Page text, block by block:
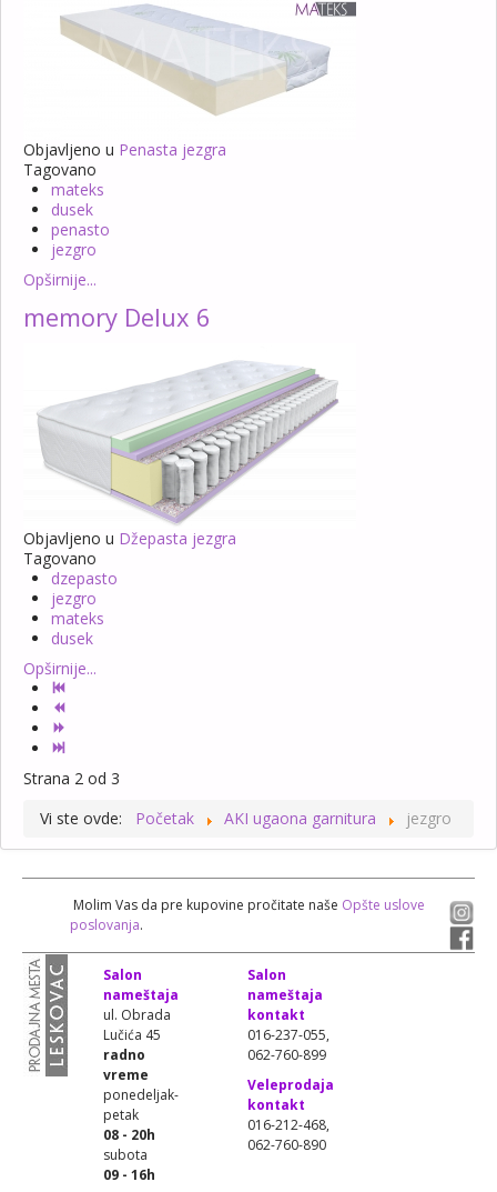
Objavljeno u Penasta jezgra
Tagovano
mateks
dusek
penasto
jezgro
Opširnije...
memory Delux 6
Objavljeno u Džepasta jezgra
Tagovano
dzepasto
jezgro
mateks
dusek
Opširnije...
Strana 2 od 3
Vi ste ovde:
Početak AKI ugaona garnitura jezgro
Molim Vas da pre kupovine pročitate naše Opšte uslove
poslovanja.
Salon
nameštaja
ul. Obrada
Lučića 45
radno
vreme
ponedeljak-
petak
08 - 20h
subota
09 - 16h
Salon
nameštaja
kontakt
016-237-055,
062-760-899
Veleprodaja
kontakt
016-212-468,
062-760-890